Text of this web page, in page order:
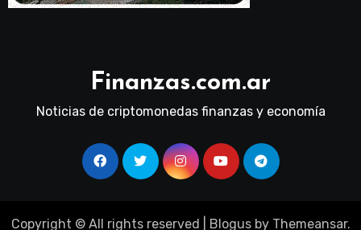
Finanzas.com.ar
Noticias de criptomonedas finanzas y economía
Copyright © All rights reserved Blogusby Themeansar.